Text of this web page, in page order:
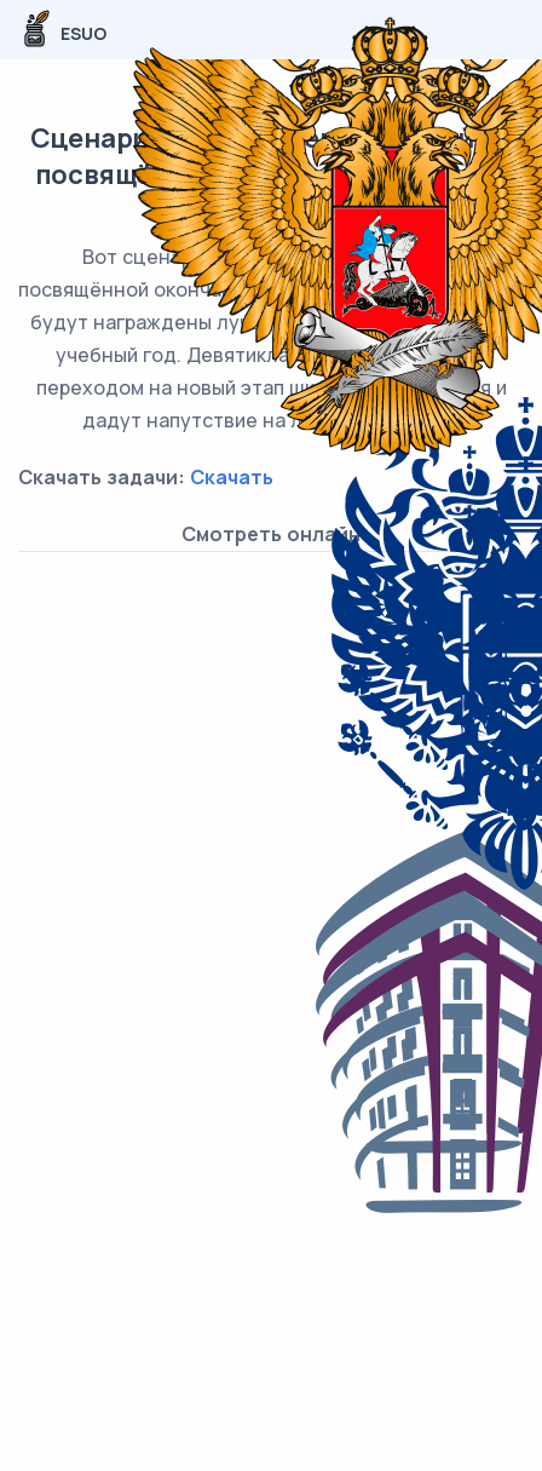
ESUO
Сценарий торжественной линейки,
посвящённой окончанию учебного
года (9 классы).
Вот сценарий торжественной линейки,
посвящённой окончанию учебного года. На линейке
будут награждены лучшие ученики, завершившие
учебный год. Девятиклассников поздравят с
переходом на новый этап школьного обучения и
дадут напутствие на летние каникулы.
Скачать задачи: Скачать
Смотреть онлайн